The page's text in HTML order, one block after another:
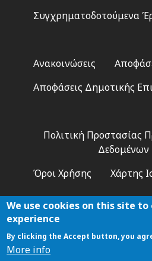
Συγχρηματοδοτούμενα
2
Ανακοινώσεις
Αποφάσεις Δημοτικής
Πολιτική Προστασίας
Δεδομένων
Όροι Χρήσης
Χάρτης
Αναζήτηση
We use cookies on this site to
experience
By clicking the Accept button, you
More info